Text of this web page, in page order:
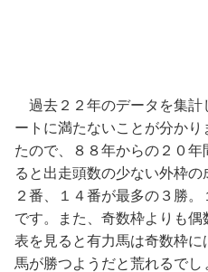
過去２２年のデータを集計
ートに満たないことが分か
たので、８８年からの２０
ると出走頭数の少ない外枠の
２番、１４番が最多の３勝
です。また、奇数枠よりも
表を見ると有力馬は奇数枠
馬が勝つようだと荒れるでし